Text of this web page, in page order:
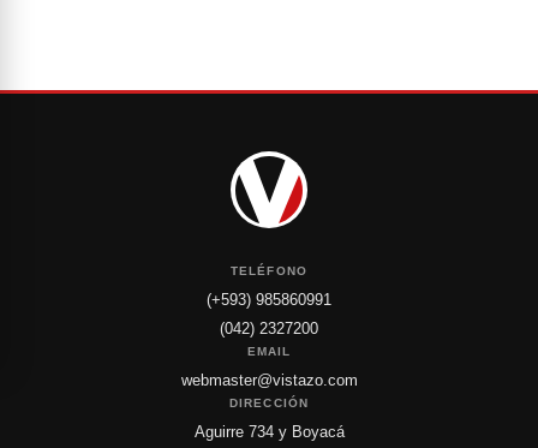
TELÉFONO
(+593) 985860991
(042) 2327200
EMAIL
webmaster@vistazo.com
DIRECCIÓN
Aguirre 734 y Boyacá